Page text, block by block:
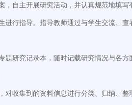
，自主开展研究活动，并认真规范地填写
进行指导。指导教师通过与学生交流、
题研究记录本，随时记载研究情况与各方
对收集到的资料信息进行分类、归纳、